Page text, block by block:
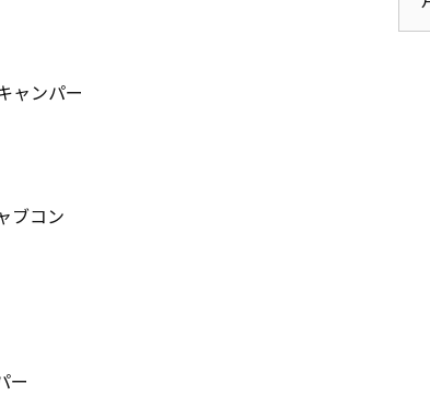
ャンパー
ブコン
ー